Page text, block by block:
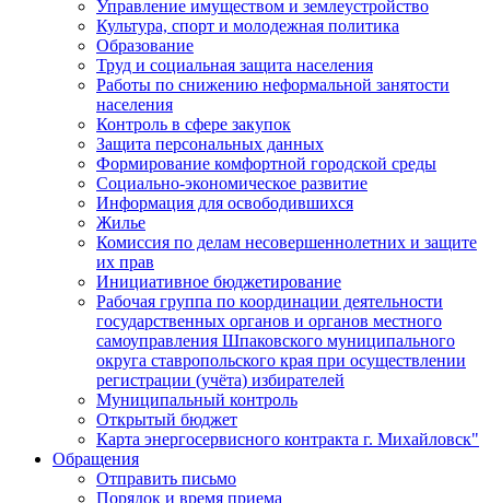
Управление имуществом и землеустройство
Культура, спорт и молодежная политика
Образование
Труд и социальная защита населения
Работы по снижению неформальной занятости
населения
Контроль в сфере закупок
Защита персональных данных
Формирование комфортной городской среды
Социально-экономическое развитие
Информация для освободившихся
Жилье
Комиссия по делам несовершеннолетних и защите
их прав
Инициативное бюджетирование
Рабочая группа по координации деятельности
государственных органов и органов местного
самоуправления Шпаковского муниципального
округа ставропольского края при осуществлении
регистрации (учёта) избирателей
Муниципальный контроль
Открытый бюджет
Карта энергосервисного контракта г. Михайловск"
Обращения
Отправить письмо
Порядок и время приема